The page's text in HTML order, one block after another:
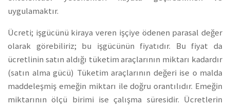
uygulamaktır.
Ücreti; işgücünü kiraya veren işçiye ödenen parasal değer
olarak görebiliriz; bu işgücünün fiyatıdır. Bu fiyat da
ücretlinin satın aldığı tüketim araçlarının miktarı kadardır
(satın alma gücü) Tüketim araçlarının değeri ise o malda
maddeleşmiş emeğin miktarı ile doğru orantılıdır. Emeğin
miktarının ölçü birimi ise çalışma süresidir. Ücretlerin